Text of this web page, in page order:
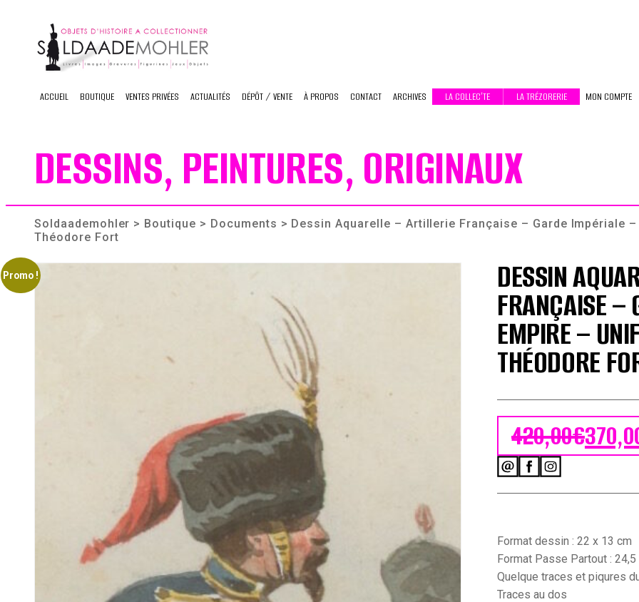
content
ACCUEIL BOUTIQUE VENTES PRIVÉES ACTUALITÉS DÉPÔT / VENTE À PROPOS CONTACT ARCHIVES LA COLLEC’TE LA TRÉZORERIE MON COMPTE
DESSINS, PEINTURES, ORIGINAUX
Soldaademohler > Boutique > Documents > Dessin Aquarelle – Artillerie Française – Garde Impériale
Théodore Fort
Promo ! DESSIN
FRANÇAISE –
EMPIRE –
THÉODORE
420,00€
Le prix initial
Le prix actuel
Artillerie
Française
-
Garde
Impériale
Format dessin : 22 x 13 cm
Format Passe Partout :
Quelque traces et piqures
Traces au dos